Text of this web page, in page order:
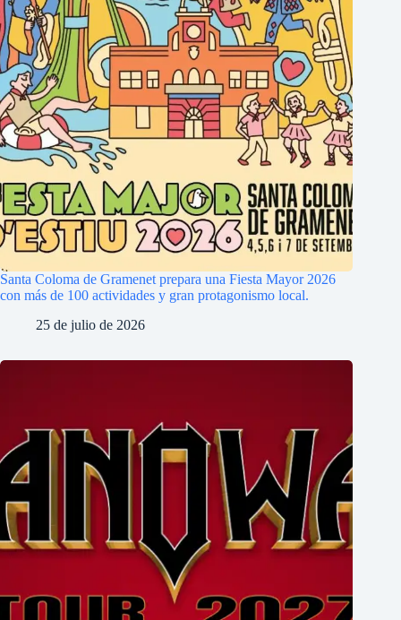
Santa Coloma de Gramenet prepara una Fiesta Mayor 2026
con más de 100 actividades y gran protagonismo local.
25 de julio de 2026